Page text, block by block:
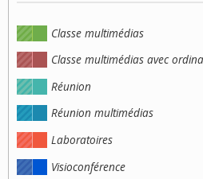
Classe multimédias
Classe multimédias avec
Réunion
Réunion multimédias
Laboratoires
Visioconférence